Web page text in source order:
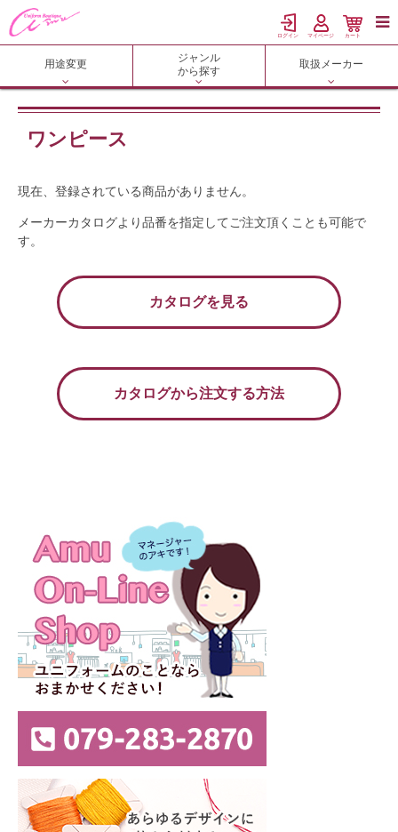

ログイン マイページ カート
用途変更
ジャンル
から探す
取扱メーカー
ワンピース
現在、登録されている商品がありません。
メーカーカタログより品番を指定してご注文頂くことも可能で
す。
カタログを見る
カタログから注文する方法